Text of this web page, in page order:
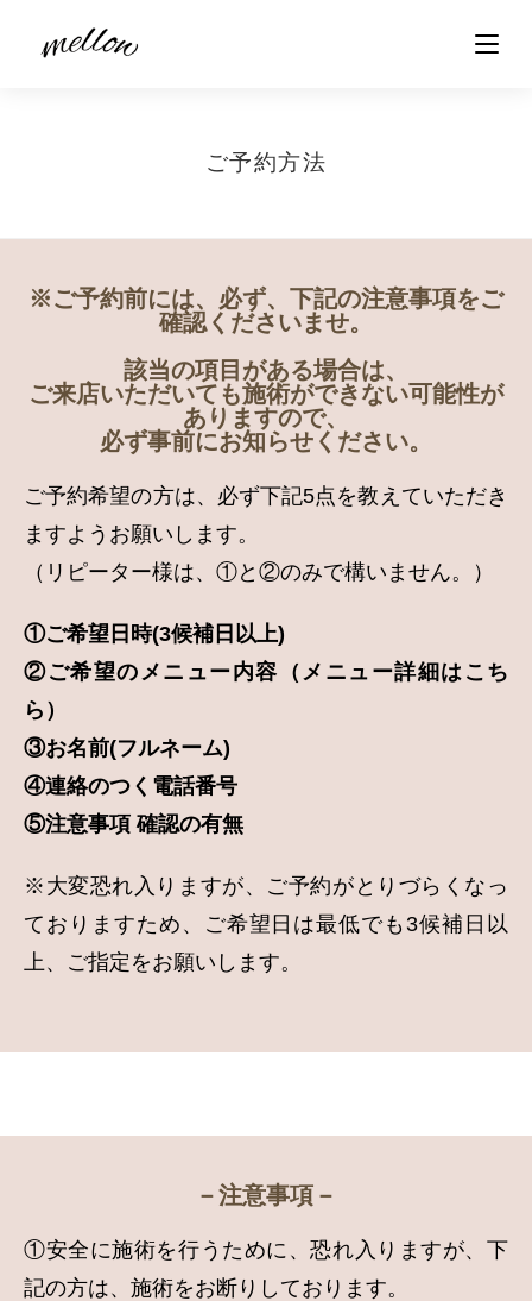
ご予約方法
※ご予約前には、必ず、下記の注意事項をご
確認くださいませ。
該当の項目がある場合は、
ご来店いただいても施術ができない可能性が
ありますので、
必ず事前にお知らせください。
ご予約希望の方は、必ず下記5点を教えていただき
ますようお願いします。
（リピーター様は、①と②のみで構いません。）
①ご希望日時(3候補日以上)
②ご希望のメニュー内容（メニュー詳細はこち
ら）
③お名前(フルネーム)
④連絡のつく電話番号
⑤注意事項 確認の有無
※大変恐れ入りますが、ご予約がとりづらくなっ
ておりますため、ご希望日は最低でも3候補日以
上、ご指定をお願いします。
－注意事項－
①安全に施術を行うために、恐れ入りますが、下
記の方は、施術をお断りしております。